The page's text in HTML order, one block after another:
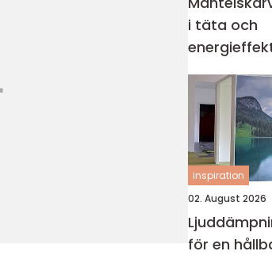
i täta och
kulvertrör
inspiration
02. August 2026
Ljuddämpning
för en